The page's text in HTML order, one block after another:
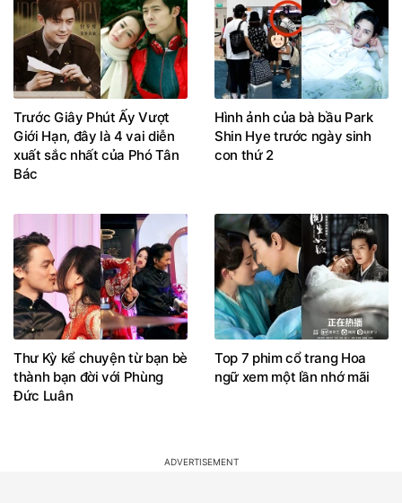
Trước Giây Phút Ấy Vượt
Giới Hạn, đây là 4 vai diễn
xuất sắc nhất của Phó Tân
Bác
Hình ảnh của bà bầu Park
Shin Hye trước ngày sinh
con thứ 2
Thư Kỳ kể chuyện từ bạn bè
thành bạn đời với Phùng
Đức Luân
Top 7 phim cổ trang Hoa
ngữ xem một lần nhớ mãi